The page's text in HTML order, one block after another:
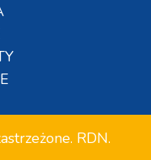
RDN.